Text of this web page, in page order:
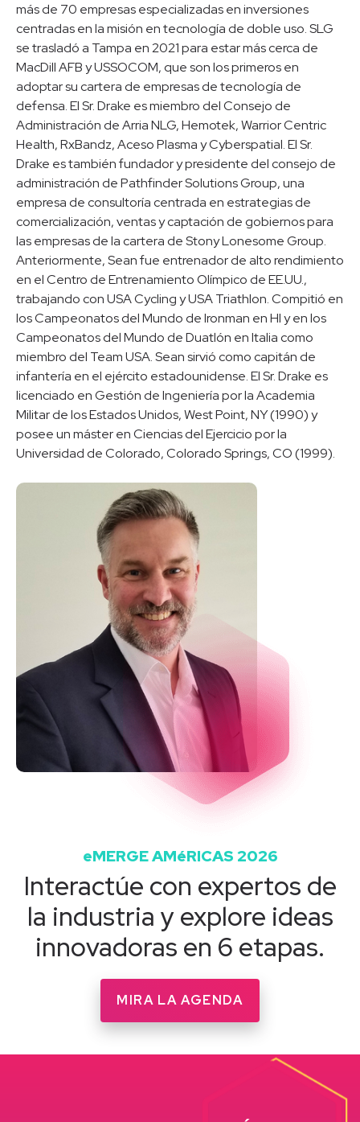
más de 70 empresas especializadas en inversiones
centradas en la misión en tecnología de doble uso. SLG
se trasladó a Tampa en 2021 para estar más cerca de
MacDill AFB y USSOCOM, que son los primeros en
adoptar su cartera de empresas de tecnología de
defensa. El Sr. Drake es miembro del Consejo de
Administración de Arria NLG, Hemotek, Warrior Centric
Health, RxBandz, Aceso Plasma y Cyberspatial. El Sr.
Drake es también fundador y presidente del consejo de
administración de Pathfinder Solutions Group, una
empresa de consultoría centrada en estrategias de
comercialización, ventas y captación de gobiernos para
las empresas de la cartera de Stony Lonesome Group.
Anteriormente, Sean fue entrenador de alto rendimiento
en el Centro de Entrenamiento Olímpico de EE.UU.,
trabajando con USA Cycling y USA Triathlon. Compitió en
los Campeonatos del Mundo de Ironman en HI y en los
Campeonatos del Mundo de Duatlón en Italia como
miembro del Team USA. Sean sirvió como capitán de
infantería en el ejército estadounidense. El Sr. Drake es
licenciado en Gestión de Ingeniería por la Academia
Militar de los Estados Unidos, West Point, NY (1990) y
posee un máster en Ciencias del Ejercicio por la
Universidad de Colorado, Colorado Springs, CO (1999).
eMERGE AMéRICAS 2026
Interactúe con expertos de
la industria y explore ideas
innovadoras en 6 etapas.
MIRA LA AGENDA